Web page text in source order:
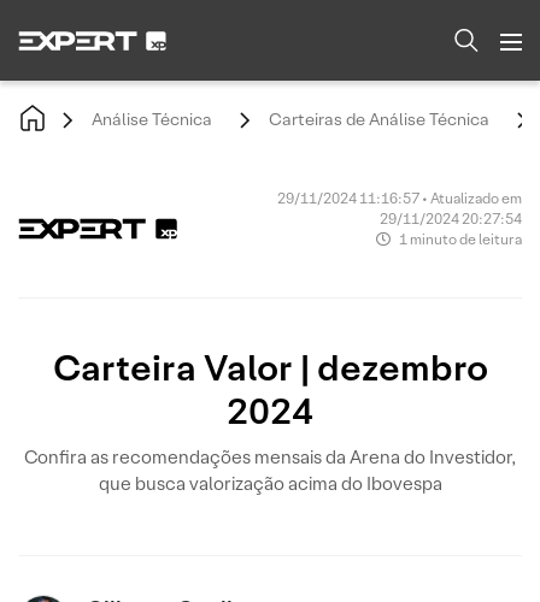
Análise Técnica Carteiras de Análise Técnica
29/11/2024 11:16:57 • Atualizado em
29/11/2024 20:27:54
1 minuto de leitura
Carteira Valor | dezembro
2024
Confira as recomendações mensais da Arena do Investidor,
que busca valorização acima do Ibovespa